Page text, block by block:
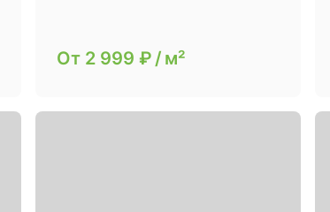
От 2 999 ₽ / м²